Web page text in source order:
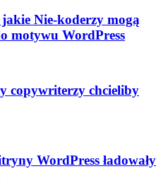
Nie-koderzy mogą
motywu WordPress
copywriterzy chcieliby
WordPress ładowały